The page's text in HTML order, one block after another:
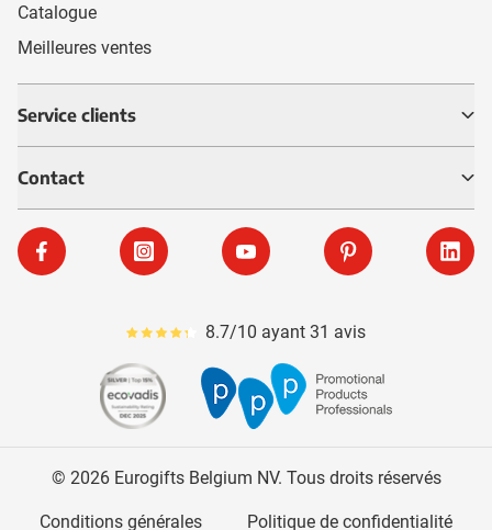
Catalogue
Meilleures ventes
Service clients
Contact
Facebook Instagram YouTube Pinterest
Le pourcentage moyen d'avis est de 87
8.7/10 ayant 31 avis
© 2026 Eurogifts Belgium NV. Tous droits réservés
Conditions générales Politique de confidentialité